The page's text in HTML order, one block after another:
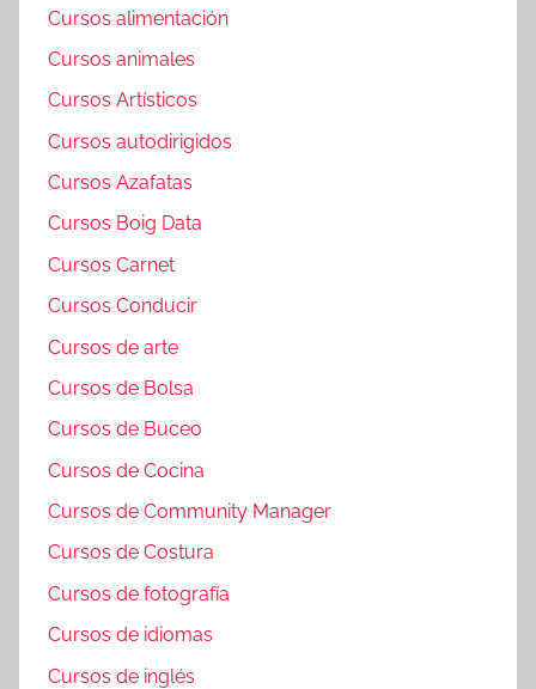
Cursos alimentación
Cursos animales
Cursos Artísticos
Cursos autodirigidos
Cursos Azafatas
Cursos Boig Data
Cursos Carnet
Cursos Conducir
Cursos de arte
Cursos de Bolsa
Cursos de Buceo
Cursos de Cocina
Cursos de Community Manager
Cursos de Costura
Cursos de fotografía
Cursos de idiomas
Cursos de inglés